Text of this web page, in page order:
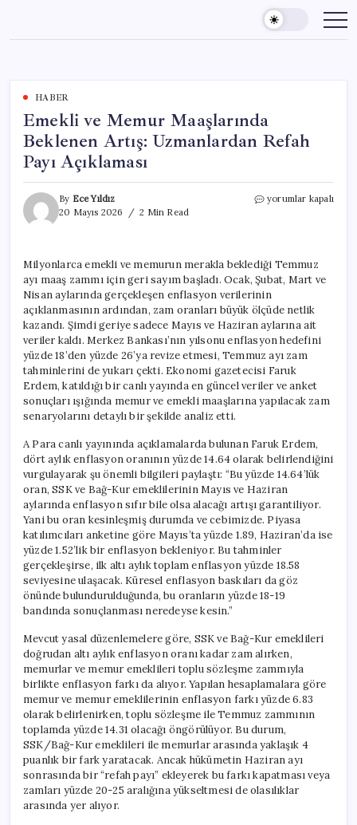
content
HABER
Emekli ve Memur Maaşlarında
Beklenen Artış: Uzmanlardan Refah
Payı Açıklaması
By Ece Yıldız
20 Mayıs 2026
2 Min Read
Emekli
Artış:
Uzmanlardan
Refah
Payı
Açıklaması
için
yorumlar kapalı
Milyonlarca emekli ve memurun merakla beklediği Temmuz
ayı maaş zammı için geri sayım başladı. Ocak, Şubat, Mart ve
Nisan aylarında gerçekleşen enflasyon verilerinin
açıklanmasının ardından, zam oranları büyük ölçüde netlik
kazandı. Şimdi geriye sadece Mayıs ve Haziran aylarına ait
veriler kaldı. Merkez Bankası’nın yılsonu enflasyon hedefini
yüzde 18’den yüzde 26’ya revize etmesi, Temmuz ayı zam
tahminlerini de yukarı çekti. Ekonomi gazetecisi Faruk
Erdem, katıldığı bir canlı yayında en güncel veriler ve anket
sonuçları ışığında memur ve emekli maaşlarına yapılacak zam
senaryolarını detaylı bir şekilde analiz etti.
A Para canlı yayınında açıklamalarda bulunan Faruk Erdem,
dört aylık enflasyon oranının yüzde 14.64 olarak belirlendiğini
vurgulayarak şu önemli bilgileri paylaştı: “Bu yüzde 14.64’lük
oran, SSK ve Bağ-Kur emeklilerinin Mayıs ve Haziran
aylarında enflasyon sıfır bile olsa alacağı artışı garantiliyor.
Yani bu oran kesinleşmiş durumda ve cebimizde. Piyasa
katılımcıları anketine göre Mayıs’ta yüzde 1.89, Haziran’da ise
yüzde 1.52’lik bir enflasyon bekleniyor. Bu tahminler
gerçekleşirse, ilk altı aylık toplam enflasyon yüzde 18.58
seviyesine ulaşacak. Küresel enflasyon baskıları da göz
önünde bulundurulduğunda, bu oranların yüzde 18-19
bandında sonuçlanması neredeyse kesin.”
Mevcut yasal düzenlemelere göre, SSK ve Bağ-Kur emeklileri
doğrudan altı aylık enflasyon oranı kadar zam alırken,
memurlar ve memur emeklileri toplu sözleşme zammıyla
birlikte enflasyon farkı da alıyor. Yapılan hesaplamalara göre
memur ve memur emeklilerinin enflasyon farkı yüzde 6.83
olarak belirlenirken, toplu sözleşme ile Temmuz zammının
toplamda yüzde 14.31 olacağı öngörülüyor. Bu durum,
SSK/Bağ-Kur emeklileri ile memurlar arasında yaklaşık 4
puanlık bir fark yaratacak. Ancak hükümetin Haziran ayı
sonrasında bir “refah payı” ekleyerek bu farkı kapatması veya
zamları yüzde 20-25 aralığına yükseltmesi de olasılıklar
arasında yer alıyor.